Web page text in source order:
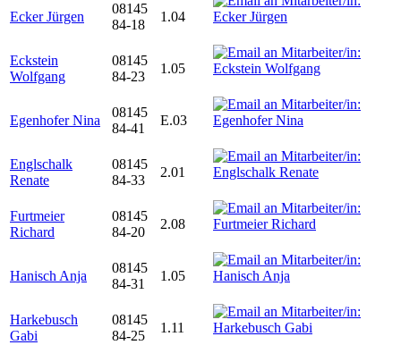
Ecker Jürgen
08145
84-18
1.04
Eckstein
Wolfgang
08145
84-23
1.05
Egenhofer Nina
08145
84-41
E.03
Englschalk
Renate
08145
84-33
2.01
Furtmeier
Richard
08145
84-20
2.08
Hanisch Anja
08145
84-31
1.05
Harkebusch
Gabi
08145
84-25
1.11